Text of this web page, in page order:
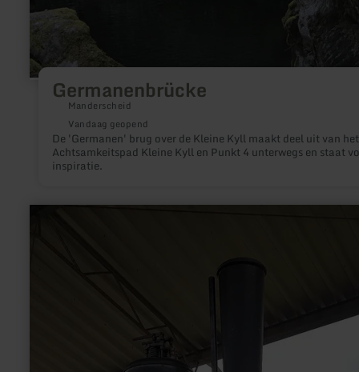
Germanenbrücke
Manderscheid
Vandaag geopend
De 'Germanen' brug over de Kleine Kyll maakt deel uit van het
Achtsamkeitspad Kleine Kyll en Punkt 4 unterwegs en staat
inspiratie.